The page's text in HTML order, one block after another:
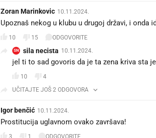
Zoran Marinkovic 10.11.2024.
Upoznaš nekog u klubu u drugoj državi, i onda
10 15 ODGOVORITE
SN sila necista 10.11.2024.
jel ti to sad govoris da je ta zena kriva sta
10
4
UČITAJTE JOŠ 2 ODGOVORA
Igor benčić 10.11.2024.
Prostitucija uglavnom ovako završava!
3 1 ODGOVORITE